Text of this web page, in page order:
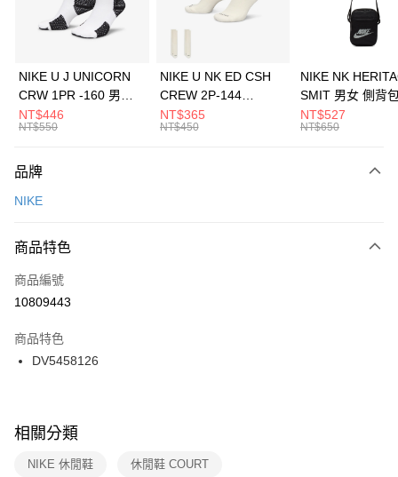
華南商業銀行
彰化商業銀行
上海商業儲蓄銀行
元大商業銀行
台灣樂天信用卡公司
Apple Pay
全盈+PAY
AFTEE先享後付
【關於「AFTEE先享後付」】
便利好安心！
３．安心：先確認商品／服務後，再付款。
【「AFTEE先享後付」結帳流程】
１．於結帳方式選擇「AFTEE先享後付」後，將跳轉至「AFTEE先享後付」
２．訂單成立數日內，您將收到繳費通知簡訊。
３．收到繳費通知簡訊後14天內，點擊此簡訊中的連結，可透過四大超商／
ATM／網路銀行／等多元方式進行付款，方視為交易完成。
※ 交易是否成功請以「AFTEE先享後付 」之結帳頁面顯示為準，若有關於
是否繳費成功／繳費後需取消欲退款等相關疑問，請聯繫「AFTEE先享後付
客戶支援中心」
https://netprotections.freshdesk.com/support/home
運送方式
每筆NT$100，滿NT$1,500(含以上)免運費
宅配
每筆NT$100，滿NT$1,500(含以上)免運費
NIKE U J UNICORN
CRW 1PR -160 男女
中統襪 FZ3393100
NT$446
NT$550
NIKE U NK ED CSH
CREW 2P-144
EMBRDY 男女 短統襪
FZ3073133
NT$365
NT$450
NIKE NK
SMIT 男女 側背
BA5871010
NT$527
NT$650
品牌
NIKE
商品特色
商品編號
10809443
商品特色
DV5458126
相關分類
NIKE 休閒鞋 休閒鞋 COURT